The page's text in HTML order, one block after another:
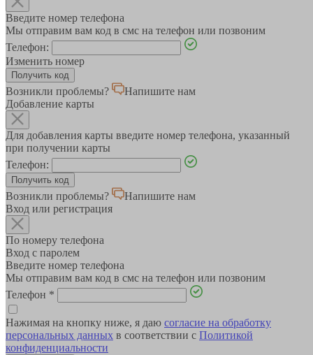
Введите номер телефона
Мы отправим вам код в смс на телефон или позвоним
Телефон:
Изменить номер
Возникли проблемы?
Напишите нам
Добавление карты
Для добавления карты введите номер телефона, указанный
при получении карты
Телефон:
Возникли проблемы?
Напишите нам
Вход или регистрация
По номеру телефона
Вход с паролем
Введите номер телефона
Мы отправим вам код в смс на телефон или позвоним
Телефон *
Нажимая на кнопку ниже, я даю согласие на обработку
персональных данных в соответствии с Политикой
конфиденциальности